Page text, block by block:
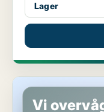
Lager
Lagerejendom i
Vi